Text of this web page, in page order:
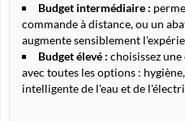
Budget intermédiaire :
commande à distance, ou un
augmente sensiblement
Budget élevé : choisissez
avec toutes les options :
intelligente de l'eau et de